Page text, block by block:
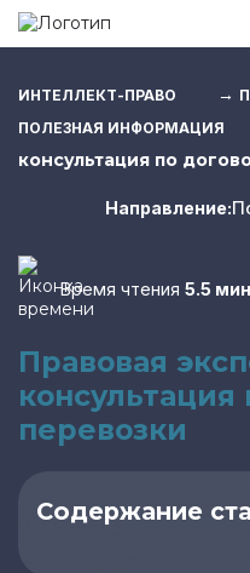
ИНТЕЛЛЕКТ-ПРАВО →
ПОЛЕЗНАЯ ИНФОРМАЦИЯ
консультация по
Направление:
Время чтения 5.5 мин
Правовая
консультация
перевозки
Содержание